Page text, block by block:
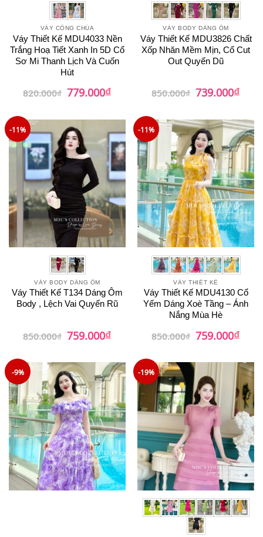
VÁY CÔNG CHÚA
Váy Thiết Kế MDU4033 Nền
Trắng Hoạ Tiết Xanh In 5D Cổ
Sơ Mi Thanh Lịch Và Cuốn
Hút
820.000₫ Giá
gốc
779.000₫Giá
hiện
779.000₫.
VÁY BODY DÁNG ÔM
Váy Thiết Kế MDU3826 Chất
Xốp Nhăn Mềm Mịn, Cổ Cut
Out Quyến Dũ
850.000₫ Giá
gốc
739.000₫Giá
hiện
-11%
VÁY BODY DÁNG ÔM
Váy Thiết Kế T134 Dáng Ôm
Body , Lệch Vai Quyến Rũ
850.000₫ Giá
gốc
759.000₫Giá
hiện
759.000₫.
-11%
VÁY THIẾT KẾ
Váy Thiết Kế MDU4130 Cổ
Yếm Dáng Xoè Tầng – Ánh
Nắng Mùa Hè
850.000₫ Giá
gốc
759.000₫Giá
hiện
-9% -19%